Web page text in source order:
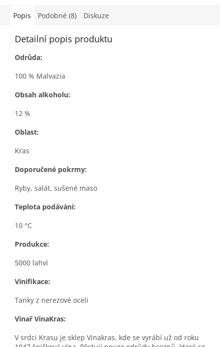
Popis Podobné (8) Diskuze
Detailní popis produktu
Odrůda:
100 % Malvazia
Obsah alkoholu:
12 %
Oblast:
Kras
Doporučené pokrmy:
Ryby, salát, sušené maso
Teplota podávání:
10 °C
Produkce:
5000 lahví
Vinifikace:
Tanky z nerezové oceli
Vinař VinaKras:
V srdci Krasu je sklep Vinakras, kde se vyrábí už od roku